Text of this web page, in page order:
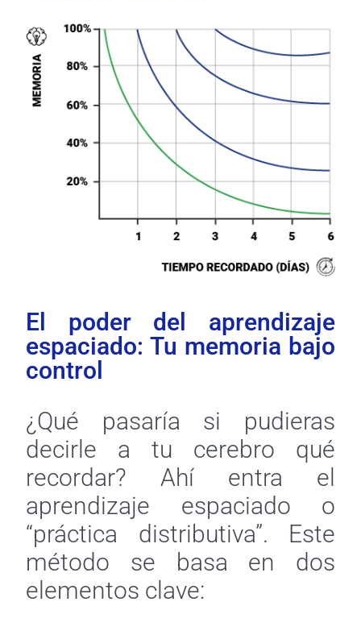
El poder del aprendizaje
espaciado: Tu memoria bajo
control
¿Qué pasaría si pudieras
decirle a tu cerebro qué
recordar? Ahí entra el
aprendizaje espaciado o
“práctica distributiva”. Este
método se basa en dos
elementos clave: